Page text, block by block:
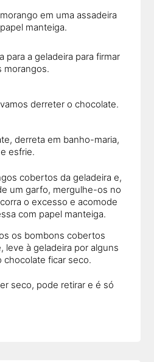
em uma assadeira
manteiga.
para a geladeira para firmar
morangos.
derreter o chocolate.
derreta em banho-maria,
esfrie.
cobertos da geladeira e,
um garfo, mergulhe-os no
o excesso e acomode
com papel manteiga.
os bombons cobertos
leve à geladeira por alguns
chocolate ficar seco.
seco, pode retirar e é só